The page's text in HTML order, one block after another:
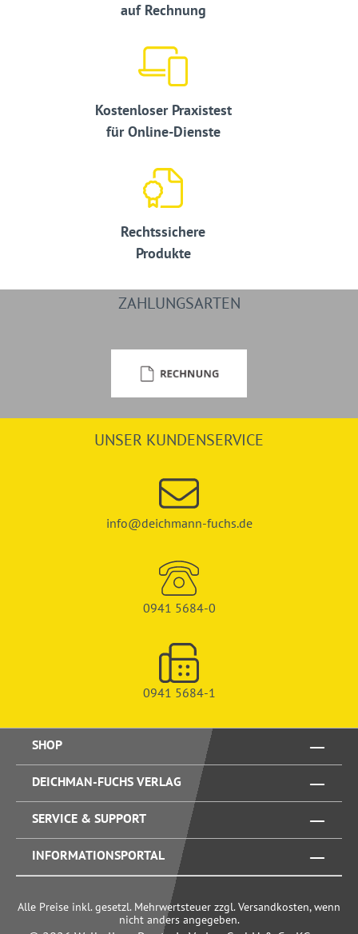
auf Rechnung
Kostenloser Praxistest
für Online-Dienste
Rechtssichere
Produkte
ZAHLUNGSARTEN
UNSER KUNDENSERVICE
info@deichmann-fuchs.de
0941 5684-0
0941 5684-1
SHOP
DEICHMAN-FUCHS VERLAG
SERVICE & SUPPORT
INFORMATIONSPORTAL
Alle Preise inkl. gesetzl. Mehrwertsteuer zzgl. Versandkosten, wenn
nicht anders angegeben.